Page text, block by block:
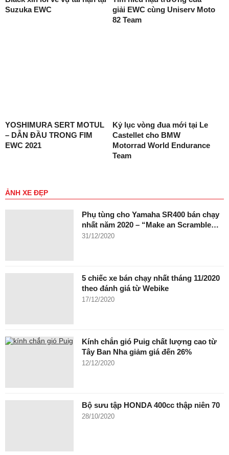
Suzuka EWC
giải EWC cùng Uniserv Moto
82 Team
YOSHIMURA SERT MOTUL
– DẪN ĐẦU TRONG FIM
EWC 2021
Kỷ lục vòng đua mới tại Le
Castellet cho BMW
Motorrad World Endurance
Team
ẢNH XE ĐẸP
Phụ tùng cho Yamaha SR400 bán chạy
nhất năm 2020 – “Make an Scramble…
31/12/2020
5 chiếc xe bán chạy nhất tháng 11/2020
theo đánh giá từ Webike
17/12/2020
Kính chắn gió Puig chất lượng cao từ
Tây Ban Nha giảm giá đến 26%
12/12/2020
Bộ sưu tập HONDA 400cc thập niên 70
28/10/2020